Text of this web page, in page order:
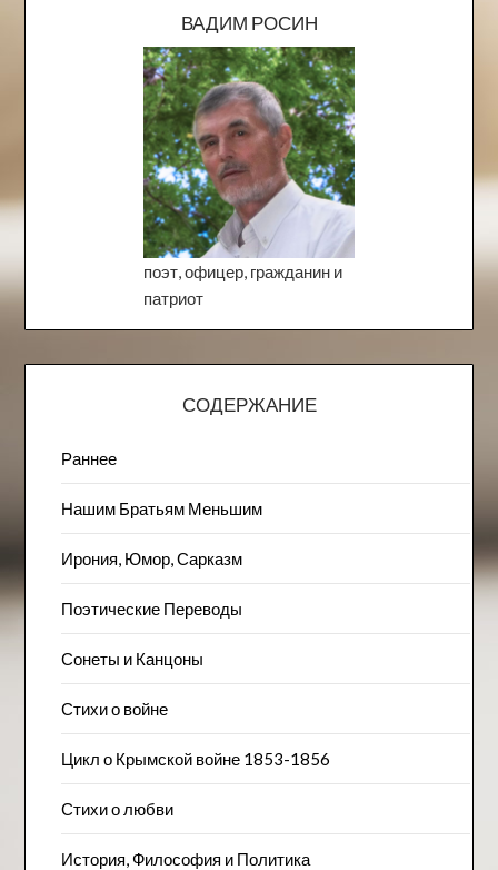
ВАДИМ РОСИН
поэт, офицер, гражданин и
патриот
СОДЕРЖАНИЕ
Раннее
Нашим Братьям Меньшим
Ирония, Юмор, Сарказм
Поэтические Переводы
Сонеты и Канцоны
Стихи о войне
Цикл о Крымской войне 1853-1856
Стихи о любви
История, Философия и Политика